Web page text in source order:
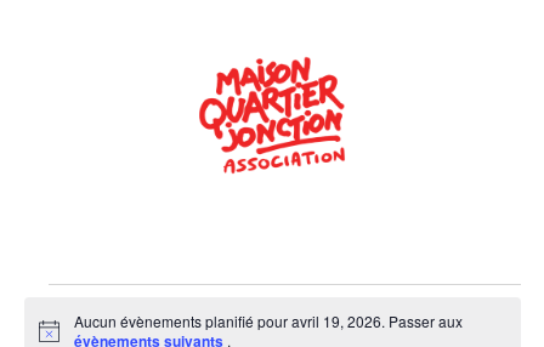
Notice
Aucun évènements planifié pour avril 19, 2026. Passer aux
évènements suivants .